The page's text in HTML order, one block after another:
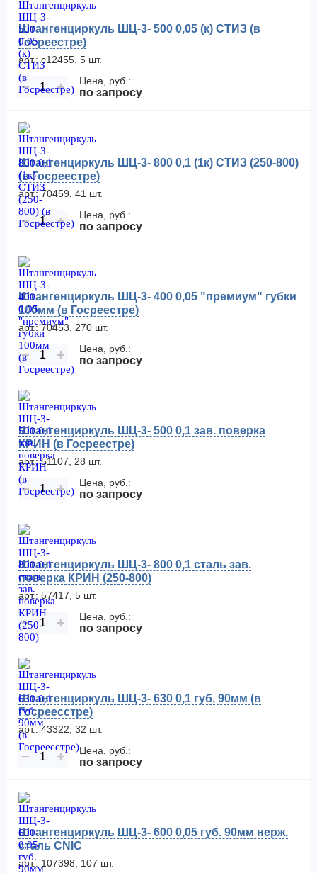
Штангенциркуль ШЦ-3- 500 0,05 (к) СТИЗ (в
Госреестре)
арт.: с12455, 5 шт.
− + Цена, руб.:
по запросу
Штангенциркуль ШЦ-3- 800 0,1 (1к) СТИЗ (250-800)
(в Госреестре)
арт.: 70459, 41 шт.
− + Цена, руб.:
по запросу
Штангенциркуль ШЦ-3- 400 0,05 "премиум" губки
100мм (в Госреестре)
арт.: 70453, 270 шт.
− + Цена, руб.:
по запросу
Штангенциркуль ШЦ-3- 500 0,1 зав. поверка
КРИН (в Госреестре)
арт.: 51107, 28 шт.
− + Цена, руб.:
по запросу
Штангенциркуль ШЦ-3- 800 0,1 сталь зав.
поверка КРИН (250-800)
арт.: 57417, 5 шт.
− + Цена, руб.:
по запросу
Штангенциркуль ШЦ-3- 630 0,1 губ. 90мм (в
Госреесстре)
арт.: 43322, 32 шт.
− + Цена, руб.:
по запросу
Штангенциркуль ШЦ-3- 600 0,05 губ. 90мм нерж.
сталь CNIC
арт.: 107398, 107 шт.